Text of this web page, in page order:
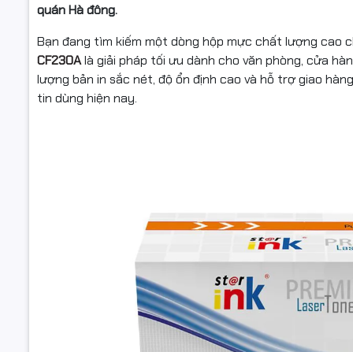
quán Hà đông.
Bạn đang tìm kiếm một dòng hộp mực chất lượng cao
CF230Alà giải pháp tối ưu dành cho văn phòng, cửa
lượng bản in sắc nét, độ ổn định cao và hỗ trợ giao
tin dùng hiện nay.